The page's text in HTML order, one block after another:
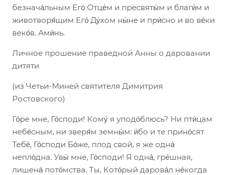
безнача́льным Его́ Отце́м и пресвяты́м и благи́м и
животворя́щим Его́ Ду́хом ны́не и при́сно и во ве́ки
веко́в. Ами́нь.
Личное прошение праведной Анны о даровании
дитяти
(из Четьи-Миней святителя Димитрия
Ростовского)
Го́ре мне, Го́споди! Кому́ я уподо́блюсь? Ни пти́цам
небе́сным, ни зверя́м земны́м: и́бо и те прино́сят
Тебе́, Го́споди Бо́же, плод свой, я же одна́
непло́дна. Увы́ мне, Го́споди! Я одна́, гре́шная,
лишена́ пото́мства. Ты, Кото́рый дарова́л не́когда